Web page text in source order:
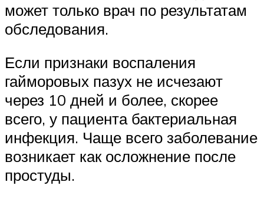
может только врач по результатам
обследования.
Если признаки воспаления
гайморовых пазух не исчезают
через 10 дней и более, скорее
всего, у пациента бактериальная
инфекция. Чаще всего заболевание
возникает как осложнение после
простуды.